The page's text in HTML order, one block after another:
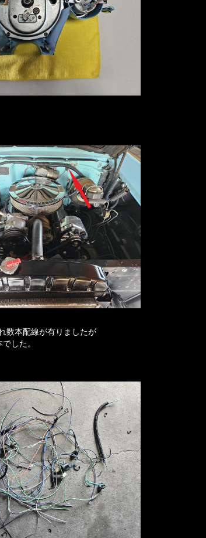
数本配線が有りましたが
した。